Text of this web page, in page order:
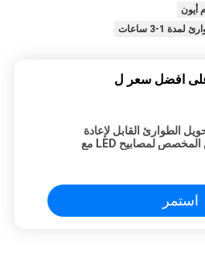
أيون
1-3 ساعات
افضل سعر ل
الطوارئ القابل لإعادة
الشحن المخصص لمصابيح LED مع
استمر